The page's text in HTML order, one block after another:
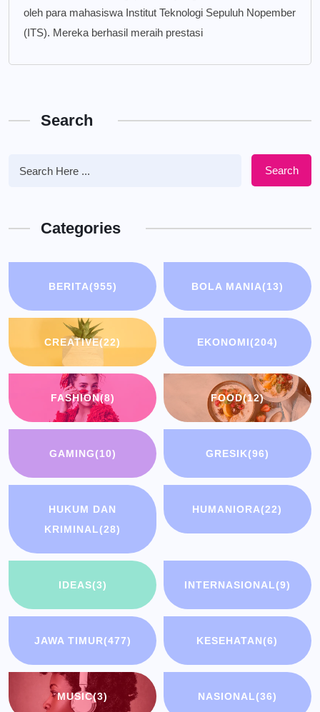
oleh para mahasiswa Institut Teknologi Sepuluh Nopember
(ITS). Mereka berhasil meraih prestasi
Search
Search
Categories
BERITA(955) BOLA MANIA(13)
CREATIVE(22) EKONOMI(204)
FASHION(8) FOOD(12)
GAMING(10) GRESIK(96)
HUKUM DAN
KRIMINAL(28)
HUMANIORA(22)
IDEAS(3) INTERNASIONAL(9)
JAWA TIMUR(477) KESEHATAN(6)
MUSIC(3) NASIONAL(36)